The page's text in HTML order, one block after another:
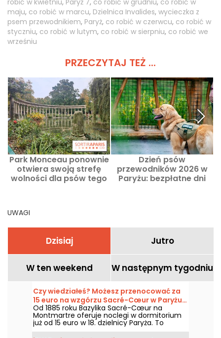
robić w kwietniu, Paryż 7, co robić w grudniu, co robić w
maju, co robić w marcu, Dzielnica Invalides, wycieczka z
psem przewodnikiem, Paryż, co robić w czerwcu, co robić w
styczniu, co robić w lutym, co robić w sierpniu, co robić we
wrześniu
PRZECZYTAJ TEŻ ...
Park Monceau ponownie
otwiera swoją strefę
wolności dla psów tego
Dzień psów
przewodników 2026 w
Paryżu: bezpłatne dni
UWAGI
Dzisiaj Jutro
W ten weekend W następnym tygodniu
Czy wiedziałeś? Możesz przenocować za
15 euro na wzgórzu Sacré-Cœur w Paryżu…
pod jednym warunkiem.
Od 1885 roku Bazylika Sacré-Cœur na
Montmartre oferuje noclegi w dormitorium
już od 15 euro w 18. dzielnicy Paryża. To
niezwykłe doświadczenie dostępne przez